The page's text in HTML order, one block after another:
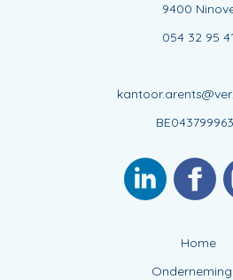
9400
054 32 95 41
Home